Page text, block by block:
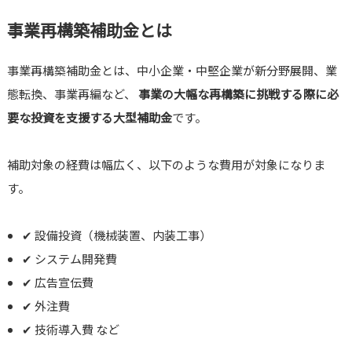
事業再構築補助金とは
事業再構築補助金とは、中小企業・中堅企業が新分野展開、業
態転換、事業再編など、 事業の大幅な再構築に挑戦する際に必
要な投資を支援する大型補助金です。
補助対象の経費は幅広く、以下のような費用が対象になりま
す。
✔ 設備投資（機械装置、内装工事）
✔ システム開発費
✔ 広告宣伝費
✔ 外注費
✔ 技術導入費 など